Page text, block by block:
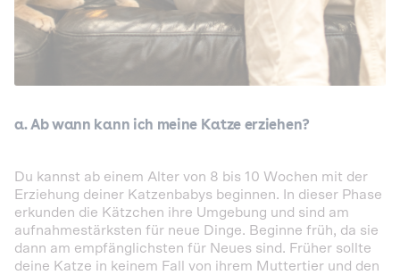
a. Ab wann kann ich meine Katze erziehen?
Du kannst ab einem Alter von 8 bis 10 Wochen mit der
Erziehung deiner Katzenbabys beginnen. In dieser Phase
erkunden die Kätzchen ihre Umgebung und sind am
aufnahmestärksten für neue Dinge. Beginne früh, da sie
dann am empfänglichsten für Neues sind. Früher sollte
deine Katze in keinem Fall von ihrem Muttertier und den